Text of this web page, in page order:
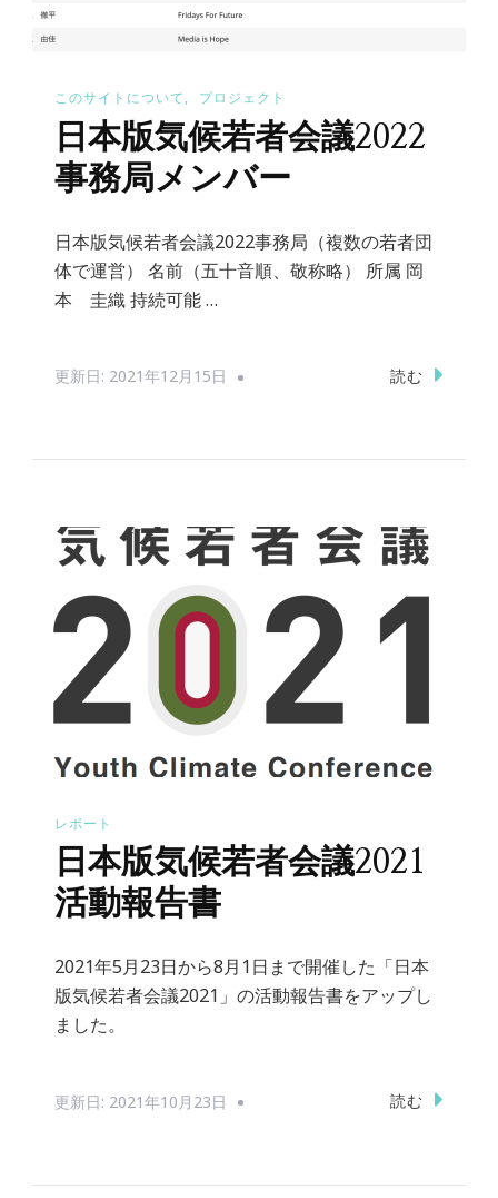
このサイトについて プロジェクト
日本版気候若者会議2022
事務局メンバー
日本版気候若者会議2022事務局（複数の若者団
体で運営） 名前（五十音順、敬称略） 所属 岡
本 圭織 持続可能 …
更新日: 2021年12月15日 読む
レポート
日本版気候若者会議2021
活動報告書
2021年5月23日から8月1日まで開催した「日本
版気候若者会議2021」の活動報告書をアップし
ました。
更新日: 2021年10月23日 読む